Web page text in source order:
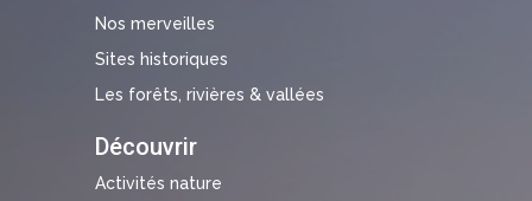
Nos merveilles
Sites historiques
Les forêts, rivières & vallées
Découvrir
Activités nature